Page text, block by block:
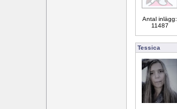
Antal inlägg:
11487
Tessica